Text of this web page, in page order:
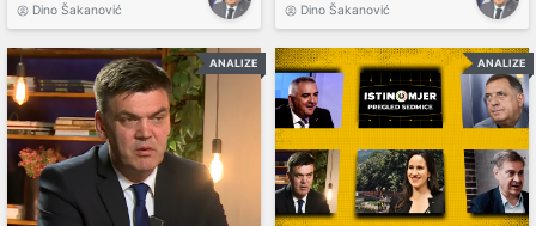
Dino Šakanović
Dino Šakanović
ANALIZE ANALIZE